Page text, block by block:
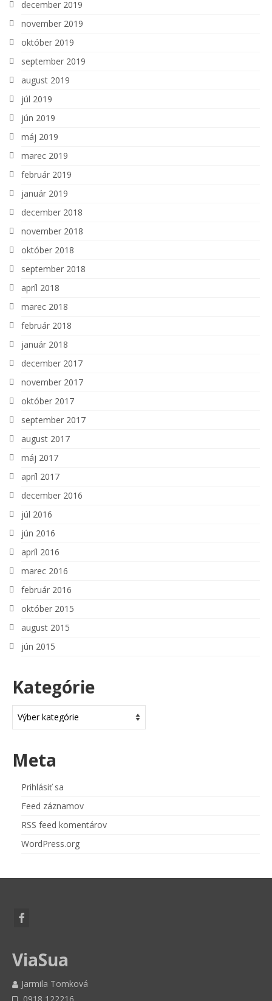
december 2019
november 2019
október 2019
september 2019
august 2019
júl 2019
jún 2019
máj 2019
marec 2019
február 2019
január 2019
december 2018
november 2018
október 2018
september 2018
apríl 2018
marec 2018
február 2018
január 2018
december 2017
november 2017
október 2017
september 2017
august 2017
máj 2017
apríl 2017
december 2016
júl 2016
jún 2016
apríl 2016
marec 2016
február 2016
október 2015
august 2015
jún 2015
Kategórie
Meta
Prihlásiť sa
Feed záznamov
RSS feed komentárov
WordPress.org
ViaSua
Jarmila Tomková